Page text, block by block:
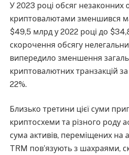
У 2023 році обсяг незаконних
криптовалютами зменшився
$49,5 млрд у 2022 році до
скорочення обсягу
випередило зменшення
криптовалютних транзакцій
22%.
Близько третини цієї суми
криптосхеми та різного роду
сума активів, переміщених на
TRM пов’язують з шахраями,